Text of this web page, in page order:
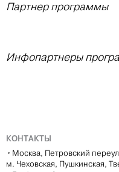
Партнер программы
Инфопартнеры
КОНТАКТЫ
• Москва, Петровский
м. Чеховская, Пушкинская,